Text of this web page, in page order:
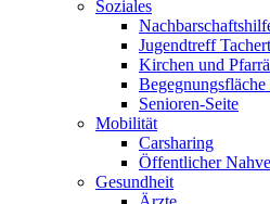
Soziales
Jugendtreff
Kirchen und
Senioren-Seite
Mobilität
Carsharing
Öffentlicher
Gesundheit